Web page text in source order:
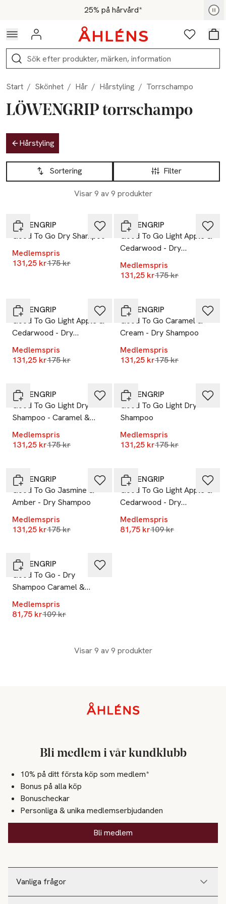
Hoppa till navigationsmenyn25% på hårvård*
För medlemmar - Shoppa nu
Logga in Favoriter
Sök
Start / Skönhet / Hår / Hårstyling / Torrschampo
LÖWENGRIP torrschampo
Hoppa till produktsidan
Hårstyling
Hoppa till produktsidan
Filter
Sortering
Visar 9 av 9 produkter
Lista över produkter
LÖWENGRIP
Good To Go Dry Shampoo
Medlemspris
131,25 krLägsta pris 30 dagar
175 kr
LÖWENGRIP
Good To Go Light Apple &
Cedarwood - Dry
Shampoo
Medlemspris
131,25 krLägsta pris 30
175 kr
LÖWENGRIP
Good To Go Light Apple &
Cedarwood - Dry
Shampoo For Brown Hair
Medlemspris
131,25 krLägsta pris 30 dagar
175 kr
LÖWENGRIP
Good To Go Caramel &
Cream - Dry Shampoo
Medlemspris
131,25 krLägsta pris 30
175 kr
LÖWENGRIP
Good To Go Light Dry
Shampoo - Caramel &
Cream
Medlemspris
131,25 krLägsta pris 30 dagar
175 kr
LÖWENGRIP
Good To Go Light Dry
Shampoo
Medlemspris
131,25 krLägsta pris 30
175 kr
LÖWENGRIP
Good To Go Jasmine &
Amber - Dry Shampoo
Medlemspris
131,25 krLägsta pris 30 dagar
175 kr
LÖWENGRIP
Good To Go Light Apple &
Cedarwood - Dry
Shampoo
Medlemspris
81,75 krLägsta pris 30 dagar
109 kr
LÖWENGRIP
Good To Go - Dry
Shampoo Caramel &
Cream Travelsize, 100 ml
Medlemspris
81,75 krLägsta pris 30 dagar
109 kr
Visar 9 av 9 produkter
Vanliga frågor
Bli medlem i vår kundklubb
10% på ditt första köp som medlem*
Bonus på alla köp
Bonuscheckar
Personliga & unika medlemserbjudanden
Bli medlem